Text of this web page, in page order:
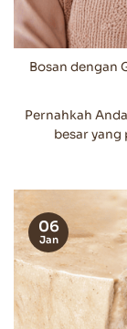
Bosan dengan
Pernahkah
besar yang
06
Jan